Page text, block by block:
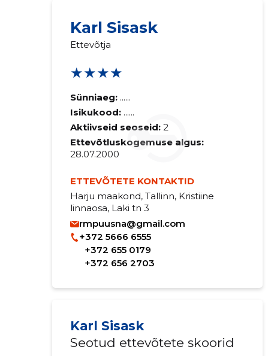
Karl Sisask
Ettevõtja
★★★★
Sünniaeg: ......
Isikukood: ......
Aktiivseid seoseid: 2
Ettevõtluskogemuse algus:
28.07.2000
ETTEVÕTETE KONTAKTID
Harju maakond, Tallinn, Kristiine
linnaosa, Laki tn 3
rmpuusna@gmail.com
+372 5666 6555
+372 655 0179
+372 656 2703
Karl Sisask
Seotud ettevõtete skoorid